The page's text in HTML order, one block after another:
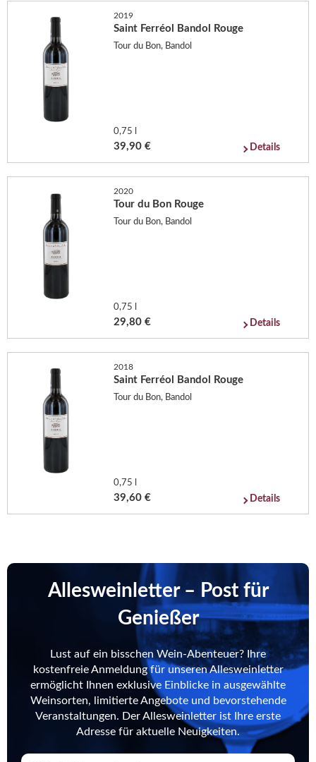
2019
Saint Ferréol Bandol Rouge
Tour du Bon, Bandol
0,75 l
39,90 € Details
2020
Tour du Bon Rouge
Tour du Bon, Bandol
0,75 l
29,80 € Details
2018
Saint Ferréol Bandol Rouge
Tour du Bon, Bandol
0,75 l
39,60 € Details
Allesweinletter – Post für
Genießer
Lust auf ein bisschen Wein-Abenteuer? Ihre
kostenfreie Anmeldung für unseren Allesweinletter
ermöglicht Ihnen exklusive Einblicke in ausgewählte
Weinsorten, limitierte Angebote und bevorstehende
Veranstaltungen. Der Allesweinletter ist Ihre erste
Adresse für aktuelle Neuigkeiten.